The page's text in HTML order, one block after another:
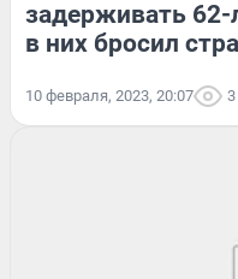
задерживать 62-
в них бросил
10 февраля, 2023, 20:07